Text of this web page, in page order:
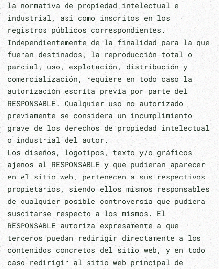
la normativa de propiedad intelectual e
industrial, así como inscritos en los
registros públicos correspondientes.
Independientemente de la finalidad para la que
fueran destinados, la reproducción total o
parcial, uso, explotación, distribución y
comercialización, requiere en todo caso la
autorización escrita previa por parte del
RESPONSABLE. Cualquier uso no autorizado
previamente se considera un incumplimiento
grave de los derechos de propiedad intelectual
o industrial del autor.
Los diseños, logotipos, texto y/o gráficos
ajenos al RESPONSABLE y que pudieran aparecer
en el sitio web, pertenecen a sus respectivos
propietarios, siendo ellos mismos responsables
de cualquier posible controversia que pudiera
suscitarse respecto a los mismos. El
RESPONSABLE autoriza expresamente a que
terceros puedan redirigir directamente a los
contenidos concretos del sitio web, y en todo
caso redirigir al sitio web principal de